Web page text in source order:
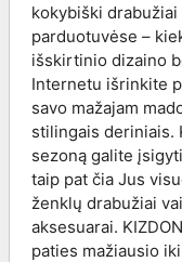
kokybiški drabužiai
parduotuvėse –
išskirtinio dizaino
Internetu išrinkite
savo mažajam
stilingais deriniais.
sezoną galite
taip pat čia Jus
ženklų drabužiai
aksesuarai.
paties mažiausio